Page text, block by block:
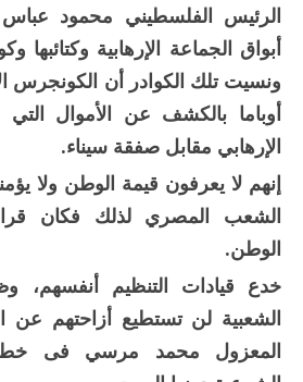
الرئيس الفلسطيني محمود عباس
أبواق الجماعة الإرهابية وكتائبها
ونسيت تلك الكوادر أن الكونجرس
أوباما بالكشف عن الأموال التي
الإرهابي مقابل صفقة سيناء.
إنهم لا يعرفون قيمة الوطن ولا
الشعب المصري لذلك فكان
الوطن.
خدع قيادات التنظيم أنفسهم،
الشعبية لن تستطيع أزاحتهم عن
المعزول محمد مرسي فى خطاب